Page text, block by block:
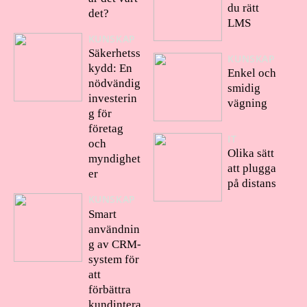
det?
KUNSKAP
Säkerhetss
kydd: En
nödvändig
investerin
g för
företag
och
myndighet
er
KUNSKAP
Smart
användnin
g av CRM-
system för
att
förbättra
du rätt
LMS
KUNSKAP
Enkel och
smidig
vägning
IT
Olika sätt
att plugga
på distans